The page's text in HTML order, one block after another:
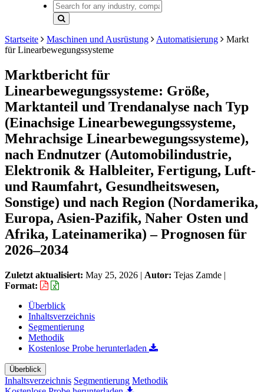
Startseite Maschinen und Ausrüstung Automatisierung
Markt
für Linearbewegungssysteme
Marktbericht für
Linearbewegungssysteme: Größe,
Marktanteil und Trendanalyse nach Typ
(Einachsige Linearbewegungssysteme,
Mehrachsige Linearbewegungssysteme),
nach Endnutzer (Automobilindustrie,
Elektronik & Halbleiter, Fertigung, Luft-
und Raumfahrt, Gesundheitswesen,
Sonstige) und nach Region (Nordamerika,
Europa, Asien-Pazifik, Naher Osten und
Afrika, Lateinamerika) – Prognosen für
2026–2034
Zuletzt aktualisiert: May 25, 2026 | Autor: Tejas Zamde |
Format:
Überblick
Inhaltsverzeichnis
Segmentierung
Methodik
Kostenlose Probe herunterladen
Überblick
Inhaltsverzeichnis Segmentierung Methodik